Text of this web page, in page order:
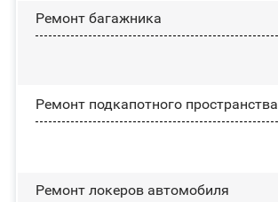
Ремонт багажника
Ремонт подкапотного пространства
Ремонт лoĸepoв автомобиля